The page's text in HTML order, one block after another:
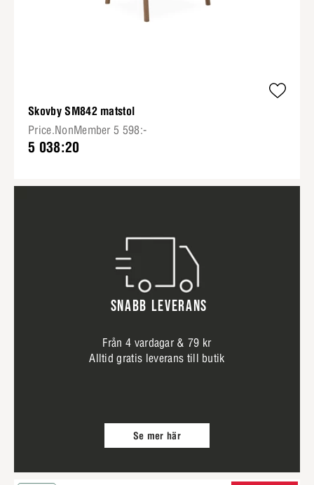
Skovby SM842 matstol
Price.NonMember 5 598:-
5 038:20
SNABB LEVERANS
Från 4 vardagar & 79 kr
Alltid gratis leverans till butik
Se mer här